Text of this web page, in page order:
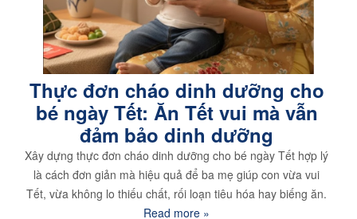
Thực đơn cháo dinh dưỡng cho
bé ngày Tết: Ăn Tết vui mà vẫn
đảm bảo dinh dưỡng
Xây dựng thực đơn cháo dinh dưỡng cho bé ngày Tết hợp lý
là cách đơn giản mà hiệu quả để ba mẹ giúp con vừa vui
Tết, vừa không lo thiếu chất, rối loạn tiêu hóa hay biếng ăn.
Read more »